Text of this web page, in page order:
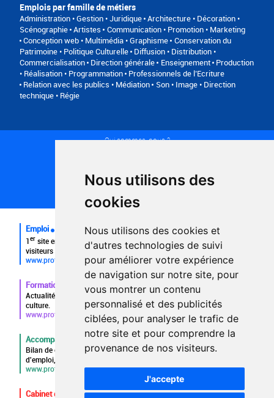
Nous utilisons des
cookies
Nous utilisons des cookies et
d'autres technologies de suivi
pour améliorer votre expérience
de navigation sur notre site, pour
vous montrer un contenu
personnalisé et des publicités
ciblées, pour analyser le trafic de
notre site et pour comprendre la
provenance de nos visiteurs.
J'accepte
Emplois par famille de métiers
Administration • Gestion • Juridique Architecture • Décoration •
Scénographie Artistes
Communication • Promotion • Marketing
Conception web • Multimédia • Graphisme Conservation du
Patrimoine • Politique Culturelle Diffusion • Distribution •
Commercialisation Direction générale Enseignement Production
• Réalisation • Programmation Professionnels de l’Ecriture
Relation avec les publics • Médiation
Son • Image • Direction
technique • Régie
Qui sommes-nous ?
Plan du site
FAQ recruteurs
FAQ
Emploi
1er site emploi du secteur culturel 784.000 visites et 230.000
visiteurs uniques par mois.
www.profilculture.com
Formation
Actualités, guide et annuaire des formations aux métiers de la
culture.
www.profilculture-formation.com
Accompagnement professionnel
Bilan de compétences, coaching, techniques de recherche
d'emploi, entretien conseil.
www.profilculture-competences.com
Cabinet de recrutement